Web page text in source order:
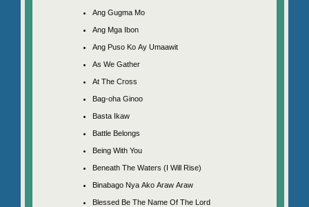
Ang Gugma Mo
Ang Mga Ibon
Ang Puso Ko Ay Umaawit
As We Gather
At The Cross
Bag-oha Ginoo
Basta Ikaw
Battle Belongs
Being With You
Beneath The Waters (I Will Rise)
Binabago Nya Ako Araw Araw
Blessed Be The Name Of The Lord